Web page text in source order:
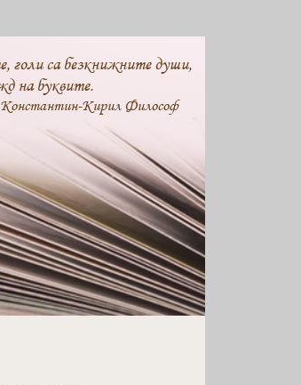
голи са безкнижните души,
на буквите.
Кирил Философ